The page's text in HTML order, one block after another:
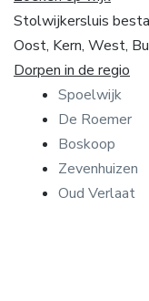
Stolwijkersluis
Oost, Kern, West,
Dorpen in de regio
Spoelwijk
De Roemer
Boskoop
Zevenhuizen
Oud Verlaat